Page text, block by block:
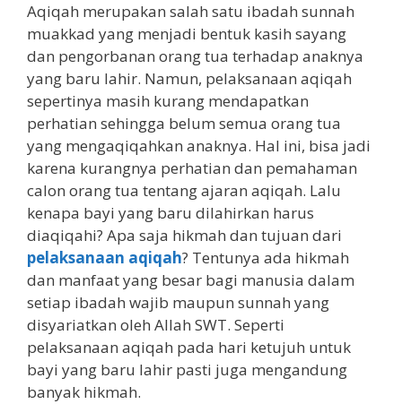
Aqiqah merupakan salah satu ibadah sunnah
muakkad yang menjadi bentuk kasih sayang
dan pengorbanan orang tua terhadap anaknya
yang baru lahir. Namun, pelaksanaan aqiqah
sepertinya masih kurang mendapatkan
perhatian sehingga belum semua orang tua
yang mengaqiqahkan anaknya. Hal ini, bisa jadi
karena kurangnya perhatian dan pemahaman
calon orang tua tentang ajaran aqiqah. Lalu
kenapa bayi yang baru dilahirkan harus
diaqiqahi? Apa saja hikmah dan tujuan dari
pelaksanaan aqiqah? Tentunya ada hikmah
dan manfaat yang besar bagi manusia dalam
setiap ibadah wajib maupun sunnah yang
disyariatkan oleh Allah SWT. Seperti
pelaksanaan aqiqah pada hari ketujuh untuk
bayi yang baru lahir pasti juga mengandung
banyak hikmah.